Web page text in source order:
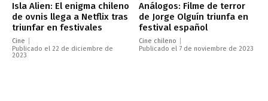
Isla Alien: El enigma chileno
de ovnis llega a Netflix tras
triunfar en festivales
Cine
Publicado el 22 de diciembre de
2023
Análogos: Filme de terror
de Jorge Olguín triunfa en
festival español
Cine chileno
Publicado el 7 de noviembre de 2023